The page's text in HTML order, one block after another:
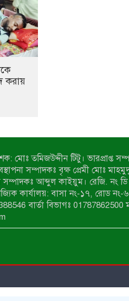
করায়
মোঃ তমিজউদ্দীন টিটু। ভারপ্রাপ্ত
সম্পাদকঃ বৃক্ষ প্রেমী মোঃ
আব্দুল কাইয়ুম। রেজি. নং
কার্যালয়: বাসা নং-১৭, রোড
বার্তা বিভাগঃ 01787862500